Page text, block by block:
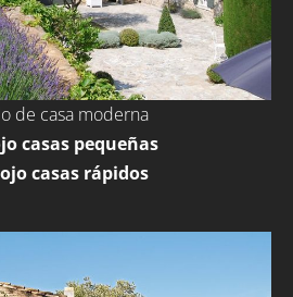
de casa moderna
casas pequeñas
casas rápidos